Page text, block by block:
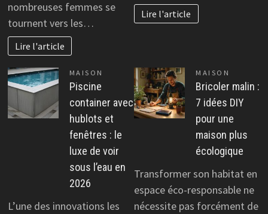
nombreuses femmes se
tournent vers les…
Lire l'article
Lire l'article
MAISON
Piscine
container avec
hublots et
fenêtres : le
luxe de voir
sous l’eau en
2026
L’une des innovations les
MAISON
Bricoler malin :
7 idées DIY
pour une
maison plus
écologique
Transformer son habitat en
espace éco-responsable ne
nécessite pas forcément de